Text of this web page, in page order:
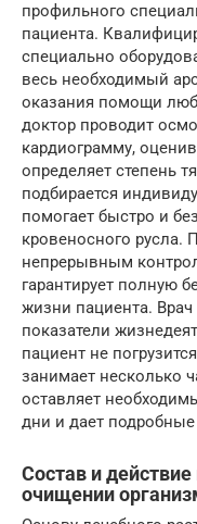
профильного
пациента.
специально
весь необходимый
оказания помощи
доктор проводит
кардиограмму,
определяет степень
подбирается
помогает быстро и
кровеносного русла.
непрерывным
гарантирует полную
жизни пациента. Врач
показатели
пациент не
занимает несколько
оставляет
дни и дает
Состав и
очищении